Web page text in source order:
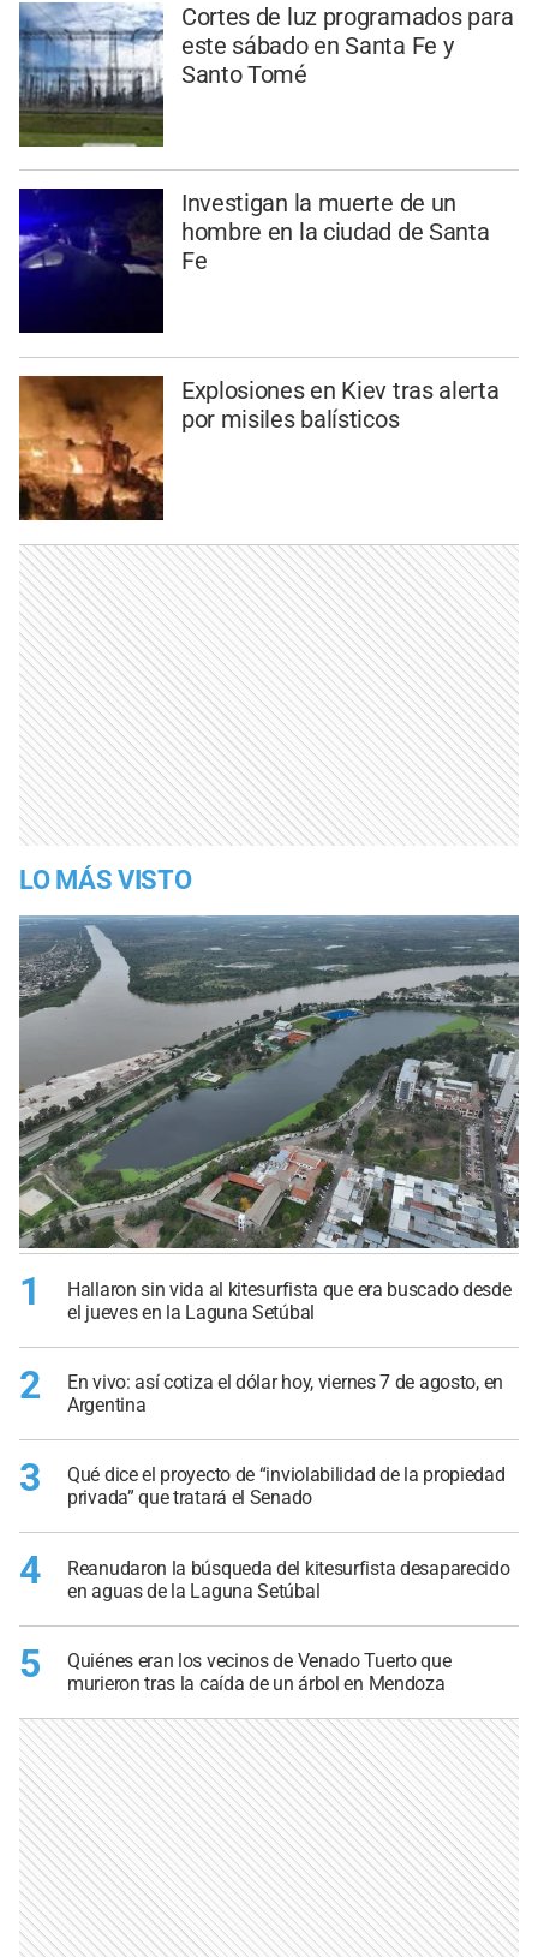
Cortes de luz programados para
este sábado en Santa Fe y
Santo Tomé
Investigan la muerte de un
hombre en la ciudad de Santa
Fe
Explosiones en Kiev tras alerta
por misiles balísticos
LO MÁS VISTO
1
Hallaron sin vida al kitesurfista que era buscado desde
el jueves en la Laguna Setúbal
2
En vivo: así cotiza el dólar hoy, viernes 7 de agosto, en
Argentina
3
Qué dice el proyecto de “inviolabilidad de la propiedad
privada” que tratará el Senado
4
Reanudaron la búsqueda del kitesurfista desaparecido
en aguas de la Laguna Setúbal
5
Quiénes eran los vecinos de Venado Tuerto que
murieron tras la caída de un árbol en Mendoza